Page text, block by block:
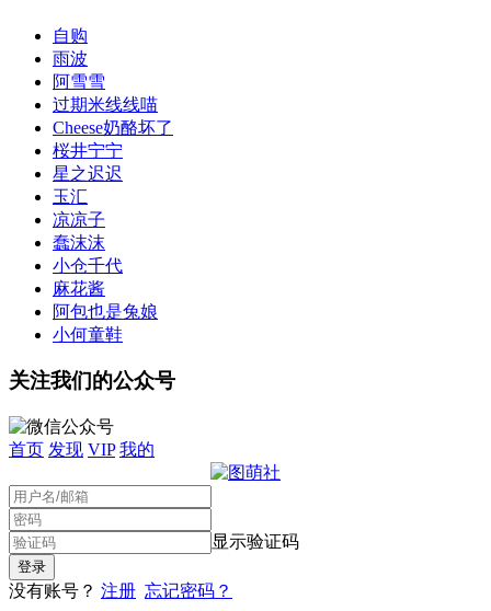
自购
雨波
阿雪雪
过期米线线喵
Cheese奶酪坏了
桜井宁宁
星之迟迟
玉汇
凉凉子
蠢沫沫
小仓千代
麻花酱
阿包也是兔娘
小何童鞋
关注我们的公众号
首页 发现 VIP 我的
显示验证码
没有账号？ 注册 忘记密码？